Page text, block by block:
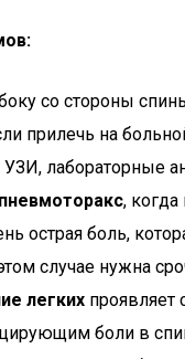
со стороны
прилечь на
УЗИ, лабораторные
пневмоторакс,
острая боль,
случае нужна
легких проявляет
боли в